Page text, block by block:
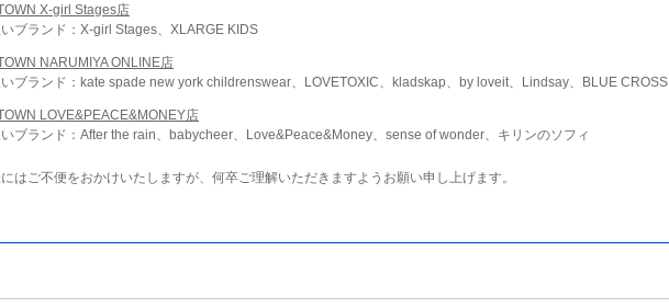
X-girl Stages店
ブランド：X-girl Stages、XLARGE KIDS
NARUMIYA ONLINE店
ブランド：kate spade new york childrenswear、LOVETOXIC、kladskap、by loveit、Lindsay、BLUE CROSS
LOVE&PEACE&MONEY店
ブランド：After the rain、babycheer、Love&Peace&Money、sense of wonder、キリンのソフィ
はご不便をおかけいたしますが、何卒ご理解いただきますようお願い申し上げます。